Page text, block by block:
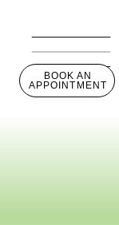
BOOK AN
APPOINTMENT